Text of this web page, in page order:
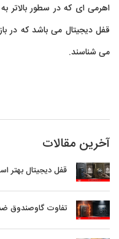
اهرمی ای که در سطور بالاتر
قفل دیجیتال می باشد که در
می شناسند.
آخرین مقالات
قفل دیجیتال بهتر
تفاوت گاوصندوق